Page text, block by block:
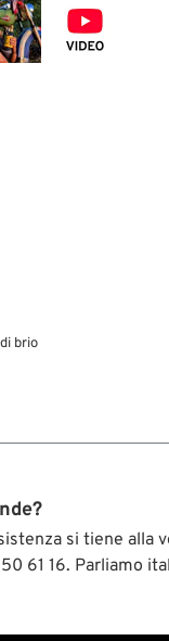
brio
si tiene alla
61 16. Parliamo